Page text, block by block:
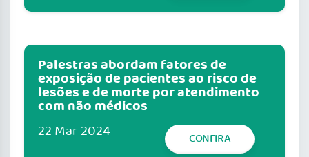
Palestras abordam fatores de
exposição de pacientes ao risco de
lesões e de morte por atendimento
com não médicos
22 Mar 2024 CONFIRA